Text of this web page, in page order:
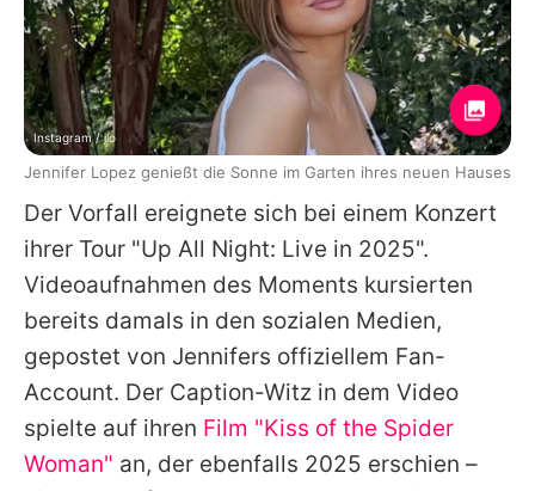
Der Vorfall ereignete sich bei einem Konzert
ihrer Tour "Up All Night: Live in 2025".
Videoaufnahmen des Moments kursierten
bereits damals in den sozialen Medien,
gepostet von Jennifers offiziellem Fan-
Account. Der Caption-Witz in dem Video
spielte auf ihren Film "Kiss of the Spider
Woman" an, der ebenfalls 2025 erschien –
Instagram / jlo
Jennifer Lopez genießt die Sonne im Garten ihres neuen Hauses